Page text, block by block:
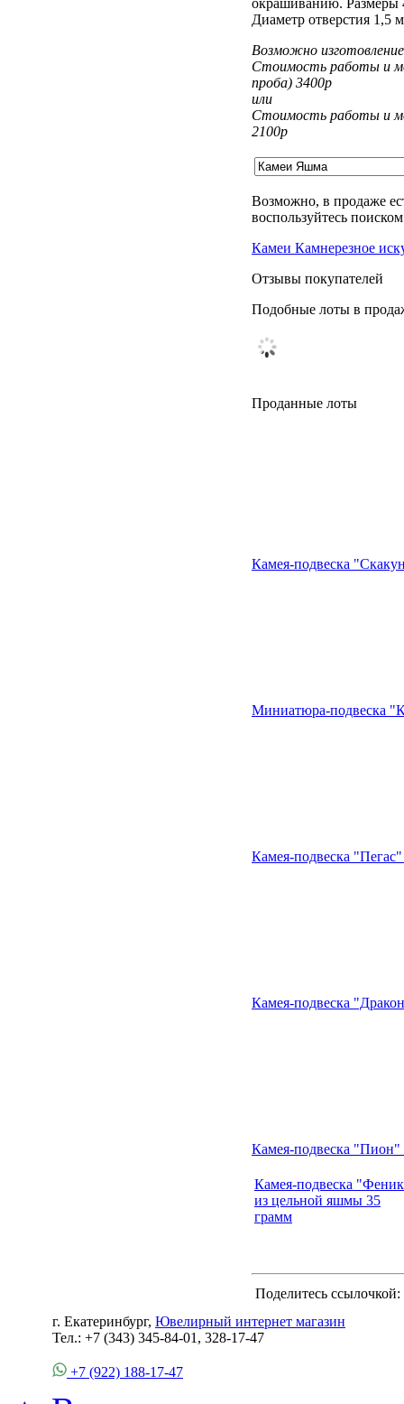
Диаметр отверстия 1,5
Возможно
Стоимость работы и
проба) 3400р
или
Стоимость работы и
2100р
Возможно, в продаже
воспользуйтесь
Камеи Камнерезное
Отзывы покупателей
Подобные лоты в
Проданные лоты
Камея-подвеска
Миниатюра-подвеска
Камея-подвеска
Камея-подвеска
Камея-подвеска
Камея-подвеска
из цельной яшмы 35
грамм
Поделитесь ссылочкой:
г. Екатеринбург, Ювелирный интернет магазин
Тел.: +7 (343) 345-84-01, 328-17-47
+7 (922) 188-17-47